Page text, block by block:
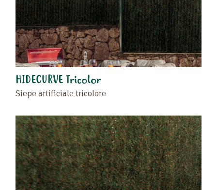
HIDECURVE Tricolor
Siepe artificiale tricolore